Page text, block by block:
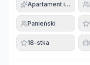
Apartament
Panieński
18-stka